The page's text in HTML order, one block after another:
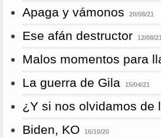
Apaga y vámonos 20/08/21
Ese afán destructor 12/08/21
Malos momentos para
La guerra de Gila
15/04/21
¿Y si nos olvidamos de
Biden, KO 16/10/20